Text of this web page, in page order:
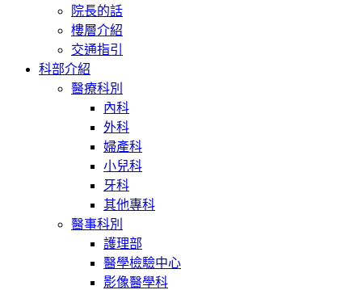
院長的話
樓層介紹
交通指引
科部介紹
醫療科別
內科
外科
婦產科
小兒科
牙科
其他專科
醫事科別
護理部
醫學檢驗中心
影像醫學科